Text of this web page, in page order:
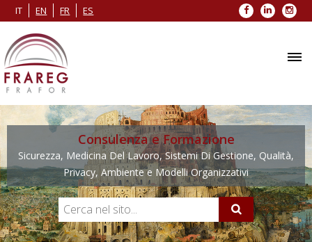
IT EN FR ES Facebook
LinkedIn
Consulenza e Formazione
Sicurezza, Medicina Del Lavoro, Sistemi Di Gestione, Qualità,
Privacy, Ambiente e Modelli Organizzativi